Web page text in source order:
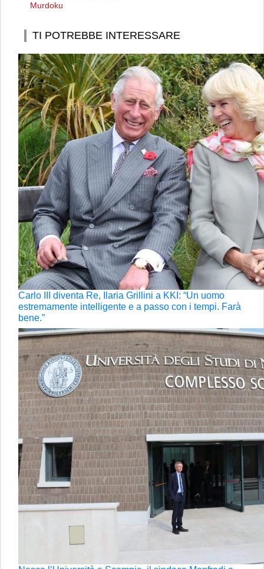
Murdoku
TI POTREBBE INTERESSARE
Carlo III diventa Re, Ilaria Grillini a KKI: “Un uomo
estremamente intelligente e a passo con i tempi. Farà
bene.”